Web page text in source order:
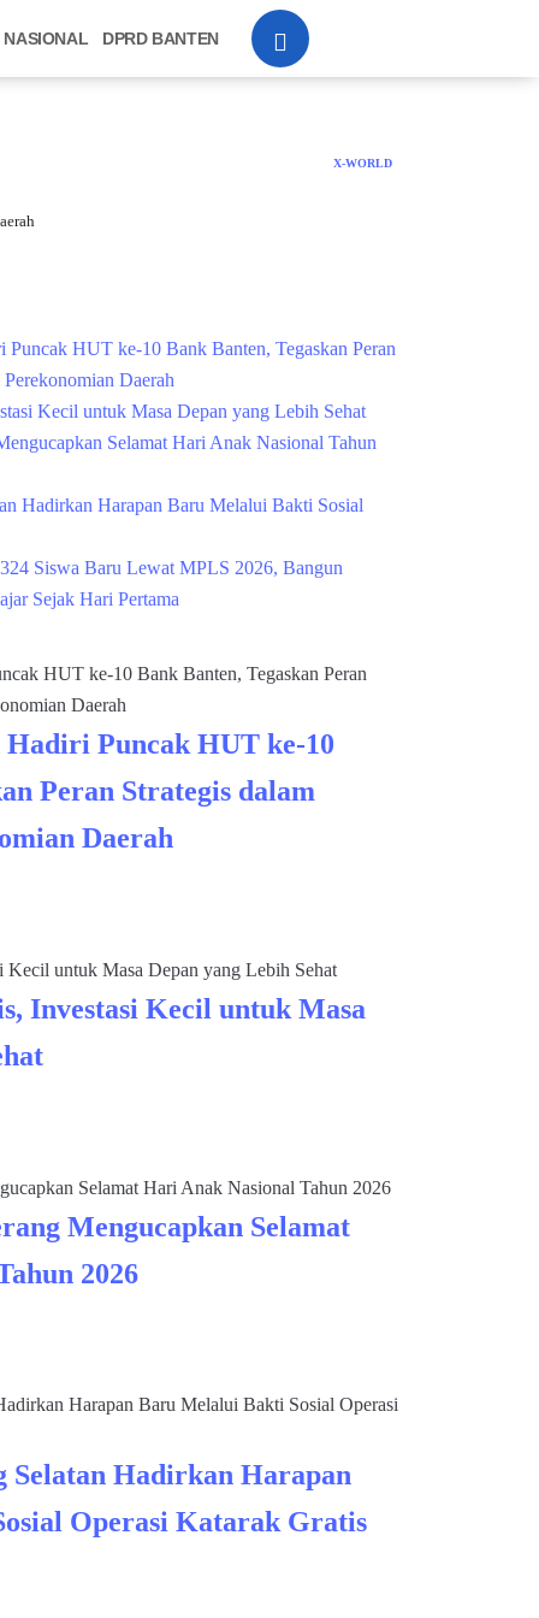
NASIONAL DPRD BANTEN
X-WORLD
HUT ke-10 Bank Banten, Tegaskan Peran
Daerah
Kecil untuk Masa Depan yang Lebih Sehat
Selamat Hari Anak Nasional Tahun
Hadirkan Harapan Baru Melalui Bakti Sosial
Siswa Baru Lewat MPLS 2026, Bangun
Sejak Hari Pertama
Puncak HUT ke-10
Peran Strategis dalam
Daerah
Investasi Kecil untuk Masa
Mengucapkan Selamat
2026
Selatan Hadirkan Harapan
Operasi Katarak Gratis